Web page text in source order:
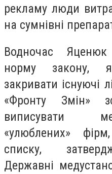
рекламу люди
на сумнівні
Водночас
норму закону,
закривати існуючі
«Фронту Змін»
виписувати
«улюблених»
списку,
Державні